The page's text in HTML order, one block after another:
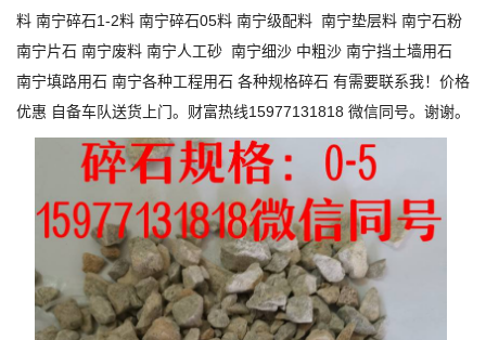
料 南宁碎石1-2料 南宁碎石05料 南宁级配料 南宁垫层料 南宁石粉
南宁片石 南宁废料 南宁人工砂 南宁细沙 中粗沙 南宁挡土墙用石
南宁填路用石 南宁各种工程用石 各种规格碎石 有需要联系我！价格
优惠 自备车队送货上门。财富热线15977131818 微信同号。谢谢。